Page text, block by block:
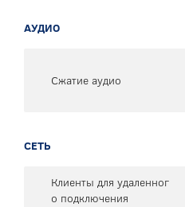
АУДИО
Сжатие аудио
СЕТЬ
Клиенты для удаленног
о подключения